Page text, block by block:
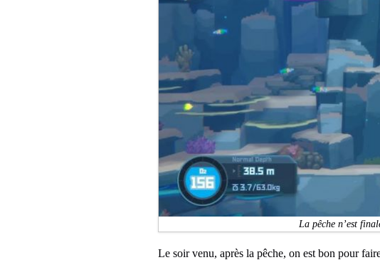
La pêche n’est
Le soir venu, après la pêche, on est bon pour